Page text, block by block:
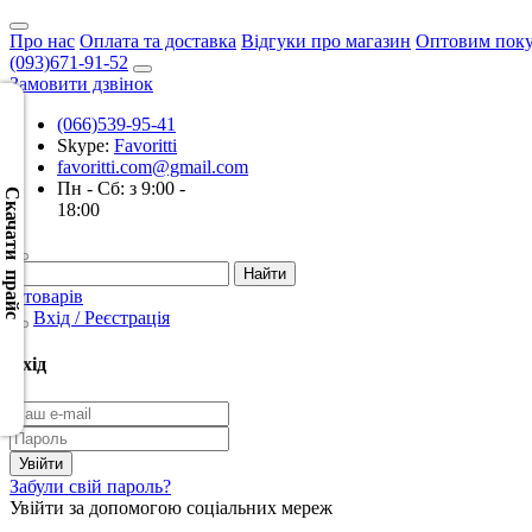
Про нас Оплата та доставка Відгуки про магазин Оптовим
(093)671-91-52
Замовити дзвінок
(066)539-95-41
Skype: Favoritti
favoritti.com@gmail.com
Пн - Сб: з 9:00 -
18:00
0 товарів
Вхід / Реєстрація
Вхід
Забули свій пароль?
Увійти за допомогою соціальних мереж
Скачати прайс
Скачать
XML
(Розн.)
Скачать
XML
(Опт)
Скачать
(Розн.)
Скачать
CSV
(Опт)